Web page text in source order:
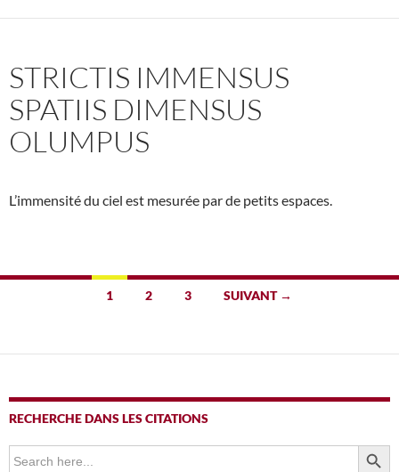
STRICTIS IMMENSUS
SPATIIS DIMENSUS
OLUMPUS
L’immensité du ciel est mesurée par de petits espaces.
Navigation
articles
1 2 3 SUIVANT →
RECHERCHE DANS LES CITATIONS
Search
for:
SEARCH